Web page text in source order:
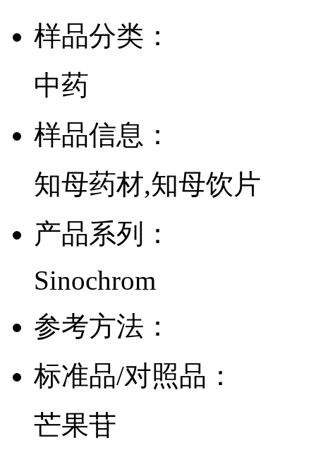
样品分类：
中药
样品信息：
知母药材,知母饮片
产品系列：
Sinochrom
参考方法：
标准品/对照品：
芒果苷